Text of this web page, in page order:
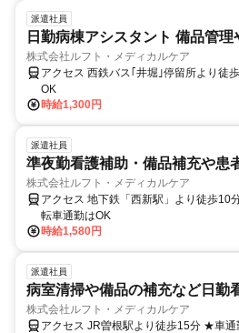
派遣社員
日勤病棟アシスタント 備品管
株式会社ルフト・メディカルケア
時給1,300円
アクセス 西鉄バス｢井堀｣停留所より徒
OK
派遣社員
準夜勤看護補助・備品補充や患
株式会社ルフト・メディカルケア
時給1,580円
アクセス 地下鉄「西新駅」より徒歩10
転車通勤はOK
派遣社員
病室清掃や備品の補充など日勤
株式会社ルフト・メディカルケア
アクセス JR曽根駅より徒歩15分 ★車通